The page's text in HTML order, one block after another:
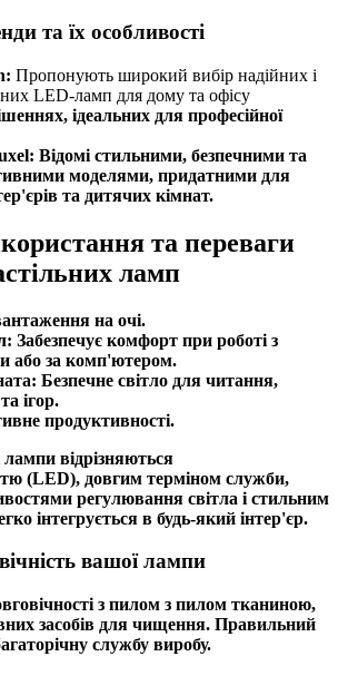
та їх особливості
Пропонують широкий вибір надійних і
LED-ламп для дому та офісу
ідеальних для професійної
Відомі стильними, безпечними та
моделями, придатними для
та дитячих кімнат.
та переваги
ламп
на очі.
Забезпечує комфорт при роботі з
або за комп'ютером.
Безпечне світло для читання,
ігор.
продуктивності.
лампи відрізняються
(LED), довгим терміном служби,
регулювання світла і стильним
інтегрується в будь-який інтер'єр.
вашої лампи
з пилом з пилом тканиною,
засобів для чищення. Правильний
службу виробу.